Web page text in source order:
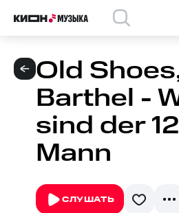
Old
Barthel -
sind der
Mann
СЛУШАТЬ